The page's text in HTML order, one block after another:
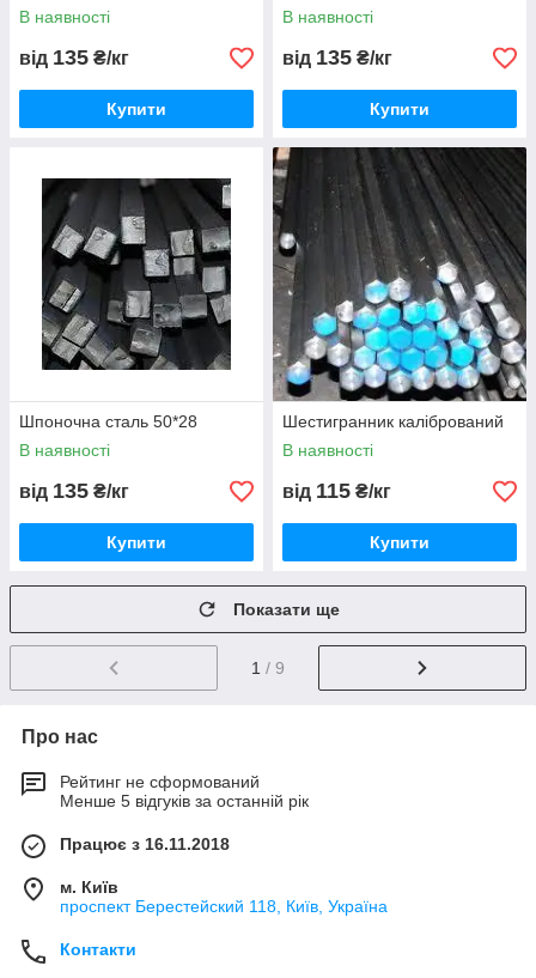
В наявності
від 135 ₴/кг
Купити
В наявності
від 135 ₴/кг
Купити
Шпоночна сталь 50*28
В наявності
від 135 ₴/кг
Купити
Шестигранник калібрований
В наявності
від 115 ₴/кг
Купити
Показати ще
1 / 9
Про нас
Рейтинг не сформований
Менше 5 відгуків за останній рік
Працює з 16.11.2018
м. Київ
проспект Берестейский 118, Київ, Україна
Контакти